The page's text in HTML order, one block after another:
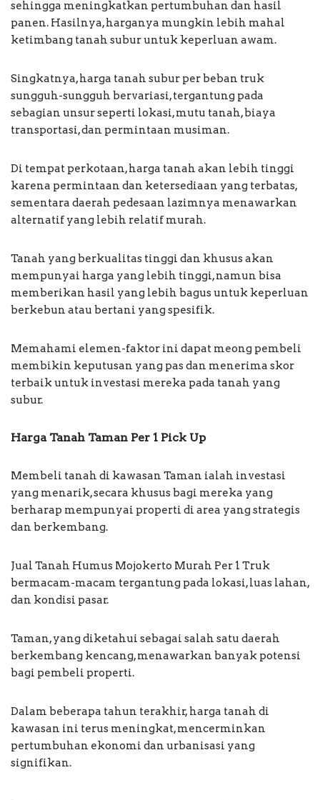
sehingga meningkatkan pertumbuhan dan hasil
panen. Hasilnya, harganya mungkin lebih mahal
ketimbang tanah subur untuk keperluan awam.
Singkatnya, harga tanah subur per beban truk
sungguh-sungguh bervariasi, tergantung pada
sebagian unsur seperti lokasi, mutu tanah, biaya
transportasi, dan permintaan musiman.
Di tempat perkotaan, harga tanah akan lebih tinggi
karena permintaan dan ketersediaan yang terbatas,
sementara daerah pedesaan lazimnya menawarkan
alternatif yang lebih relatif murah.
Tanah yang berkualitas tinggi dan khusus akan
mempunyai harga yang lebih tinggi, namun bisa
memberikan hasil yang lebih bagus untuk keperluan
berkebun atau bertani yang spesifik.
Memahami elemen-faktor ini dapat meong pembeli
membikin keputusan yang pas dan menerima skor
terbaik untuk investasi mereka pada tanah yang
subur.
Harga Tanah Taman Per 1 Pick Up
Membeli tanah di kawasan Taman ialah investasi
yang menarik, secara khusus bagi mereka yang
berharap mempunyai properti di area yang strategis
dan berkembang.
Jual Tanah Humus Mojokerto Murah Per 1 Truk
bermacam-macam tergantung pada lokasi, luas lahan,
dan kondisi pasar.
Taman, yang diketahui sebagai salah satu daerah
berkembang kencang, menawarkan banyak potensi
bagi pembeli properti.
Dalam beberapa tahun terakhir, harga tanah di
kawasan ini terus meningkat, mencerminkan
pertumbuhan ekonomi dan urbanisasi yang
signifikan.